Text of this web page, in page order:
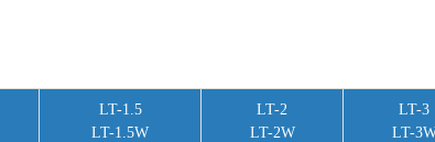
LT-1.5
LT-1.5W
LT-2
LT-2W
LT-3
LT-